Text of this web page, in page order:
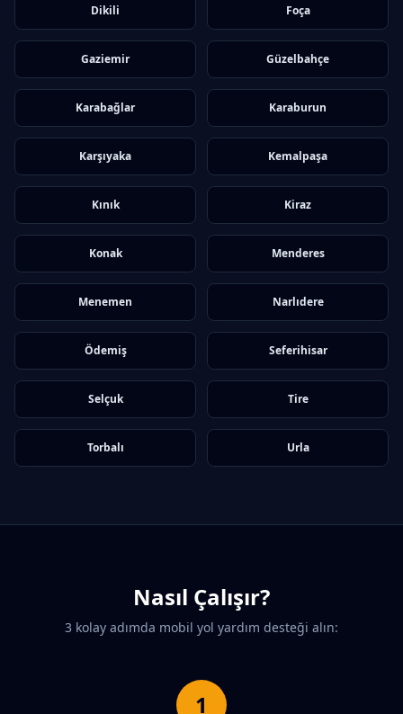
Dikili Foça
Gaziemir Güzelbahçe
Karabağlar Karaburun
Karşıyaka Kemalpaşa
Kınık Kiraz
Konak Menderes
Menemen Narlıdere
Ödemiş Seferihisar
Selçuk Tire
Torbalı Urla
Nasıl Çalışır?
3 kolay adımda mobil yol yardım desteği alın:
1